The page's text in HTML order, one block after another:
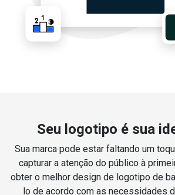
Seu logotipo é sua
Sua marca pode estar faltando um
capturar a atenção do público à
obter o melhor design de logotipo de
lo de acordo com as necessidades